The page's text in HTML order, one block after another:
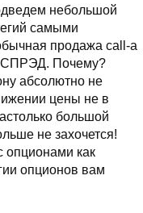
небольшой
самыми
продажа call-а
СПРЭД. Почему?
абсолютно не
цены не в
большой
не захочется!
опционами как
опционов вам